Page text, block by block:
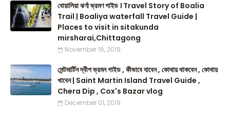
বোয়ালিয়া ঝর্ণা ভ্রমণ গাইড । Travel Story of Boalia
Trail | Boaliya waterfall Travel Guide |
Places to visit in sitakunda
mirsharai,Chittagong
November 16, 2019
সেন্টমার্টিন দ্বীপ ভ্রমন গাইড , কীভাবে যাবেন , কোথায় থাকবেন , কোথায়
খাবেন | Saint Martin Island Travel Guide ,
Chera Dip , Cox's Bazar vlog
December 01, 2019